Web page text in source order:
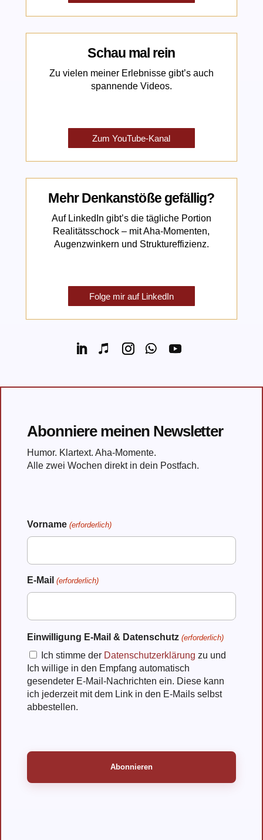
Schau mal rein
Zu vielen meiner Erlebnisse gibt’s auch
spannende Videos.
Zum YouTube-Kanal
Mehr Denkanstöße gefällig?
Auf LinkedIn gibt’s die tägliche Portion
Realitätsschock – mit Aha-Momenten,
Augenzwinkern und Struktureffizienz.
Folge mir auf LinkedIn
Abonniere meinen Newsletter
Humor. Klartext. Aha-Momente.
Alle zwei Wochen direkt in dein Postfach.
Vorname (erforderlich)
E-Mail (erforderlich)
Einwilligung E-Mail & Datenschutz (erforderlich)
Ich stimme der Datenschutzerklärung zu und
Ich willige in den Empfang automatisch
gesendeter E-Mail-Nachrichten ein. Diese kann
ich jederzeit mit dem Link in den E-Mails selbst
abbestellen.